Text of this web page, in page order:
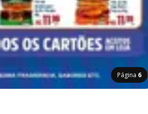
Página 6